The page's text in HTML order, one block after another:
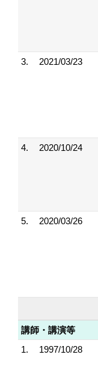
3. 2021/03/23
4. 2020/10/24
5. 2020/03/26
講師・講演等
1.
1997/10/28